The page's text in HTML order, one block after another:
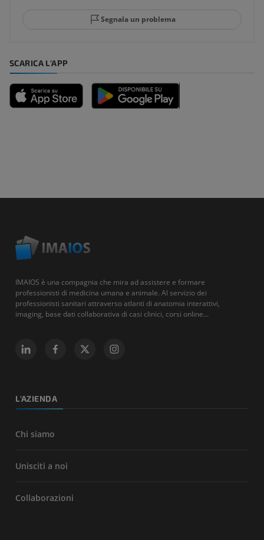
Segnala un problema
SCARICA L'APP
IMAIOS è una compagnia che mira ad assistere e formare
professionisti di medicina umana e animale. Al servizio dei
professionisti sanitari attraverso atlanti di anatomia interattivi,
imaging, base dati collaborativa di casi clinici, corsi online...
L'AZIENDA
Chi siamo
Unisciti a noi
Collaborazioni